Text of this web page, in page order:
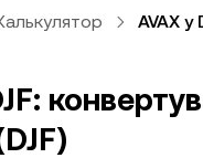
AVAX у